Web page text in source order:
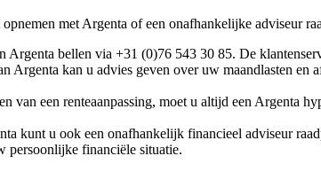
met Argenta of een onafhankelijke adviseur
Argenta bellen via +31 (0)76 543 30 85. De
Argenta kan u advies geven over uw maandlasten
van een renteaanpassing, moet u altijd een Argenta
kunt u ook een onafhankelijk financieel adviseur
persoonlijke financiële situatie.